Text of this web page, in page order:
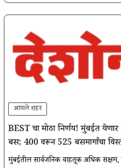
आपले शहर
BEST चा मोठा निर्णय! मुंबईत
बस; 400 वरून 525 बसमार्गांचा
मुंबईतील सार्वजनिक वाहतूक अधिक सक्षम,